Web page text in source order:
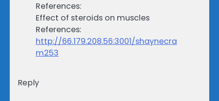
References:
Effect of steroids on muscles
References:
http://66.179.208.56:3001/shaynecra
m253
Reply